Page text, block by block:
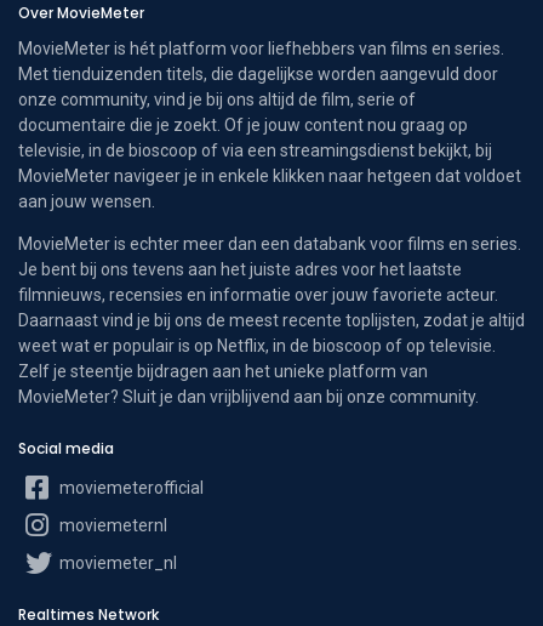
Over MovieMeter
MovieMeter is hét platform voor liefhebbers van films en series.
Met tienduizenden titels, die dagelijkse worden aangevuld door
onze community, vind je bij ons altijd de film, serie of
documentaire die je zoekt. Of je jouw content nou graag op
televisie, in de bioscoop of via een streamingsdienst bekijkt, bij
MovieMeter navigeer je in enkele klikken naar hetgeen dat voldoet
aan jouw wensen.
MovieMeter is echter meer dan een databank voor films en series.
Je bent bij ons tevens aan het juiste adres voor het laatste
filmnieuws, recensies en informatie over jouw favoriete acteur.
Daarnaast vind je bij ons de meest recente toplijsten, zodat je altijd
weet wat er populair is op Netflix, in de bioscoop of op televisie.
Zelf je steentje bijdragen aan het unieke platform van
MovieMeter? Sluit je dan vrijblijvend aan bij onze community.
Social media
moviemeterofficial
moviemeternl
moviemeter_nl
Realtimes Network